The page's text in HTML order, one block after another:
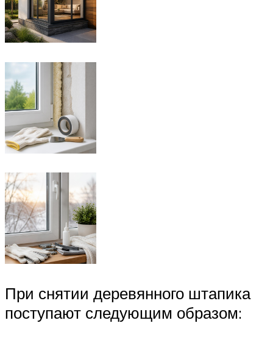
При снятии деревянного штапика
поступают следующим образом: